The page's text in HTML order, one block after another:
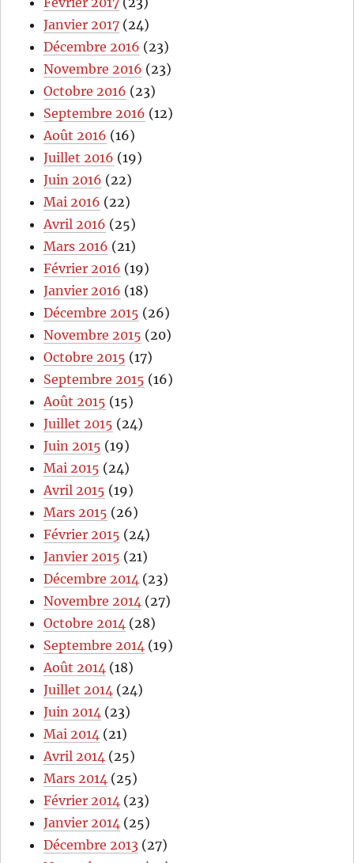
Janvier 2017 (24)
Décembre 2016 (23)
Novembre 2016 (23)
Octobre 2016 (23)
Septembre 2016 (12)
Août 2016 (16)
Juillet 2016 (19)
Juin 2016 (22)
Mai 2016 (22)
Avril 2016 (25)
Mars 2016 (21)
Février 2016 (19)
Janvier 2016 (18)
Décembre 2015 (26)
Novembre 2015 (20)
Octobre 2015 (17)
Septembre 2015 (16)
Août 2015 (15)
Juillet 2015 (24)
Juin 2015 (19)
Mai 2015 (24)
Avril 2015 (19)
Mars 2015 (26)
Février 2015 (24)
Janvier 2015 (21)
Décembre 2014 (23)
Novembre 2014 (27)
Octobre 2014 (28)
Septembre 2014 (19)
Août 2014 (18)
Juillet 2014 (24)
Juin 2014 (23)
Mai 2014 (21)
Avril 2014 (25)
Mars 2014 (25)
Février 2014 (23)
Janvier 2014 (25)
Décembre 2013 (27)